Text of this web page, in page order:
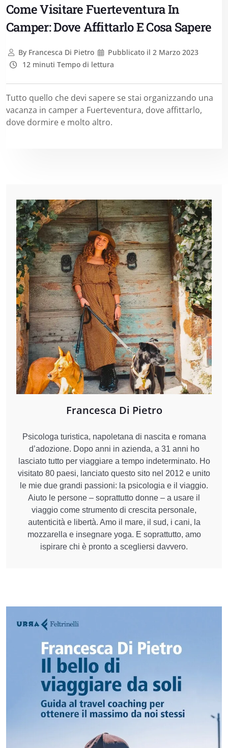
Come Visitare Fuerteventura In
Camper: Dove Affittarlo E Cosa Sapere
ByFrancesca Di Pietro Pubblicato il 2 Marzo 2023
12 minuti Tempo di lettura
Tutto quello che devi sapere se stai organizzando una
vacanza in camper a Fuerteventura, dove affittarlo,
dove dormire e molto altro.
Francesca Di Pietro
Psicologa turistica, napoletana di nascita e romana
d’adozione. Dopo anni in azienda, a 31 anni ho
lasciato tutto per viaggiare a tempo indeterminato. Ho
visitato 80 paesi, lanciato questo sito nel 2012 e unito
le mie due grandi passioni: la psicologia e il viaggio.
Aiuto le persone – soprattutto donne – a usare il
viaggio come strumento di crescita personale,
autenticità e libertà. Amo il mare, il sud, i cani, la
mozzarella e insegnare yoga. E soprattutto, amo
ispirare chi è pronto a scegliersi davvero.